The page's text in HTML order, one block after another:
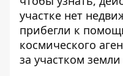
участке нет
прибегли к
космического
за участком